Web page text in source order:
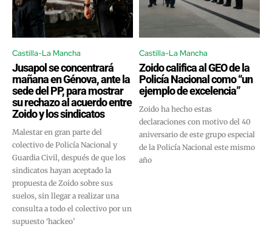
Castilla-La Mancha
Jusapol se concentrará
mañana en Génova, ante la
sede del PP, para mostrar
su rechazo al acuerdo entre
Zoido y los sindicatos
Malestar en gran parte del
colectivo de Policía Nacional y
Guardia Civil, después de que los
sindicatos hayan aceptado la
propuesta de Zoido sobre sus
suelos, sin llegar a realizar una
consulta a todo el colectivo por un
supuesto ‘hackeo’
Castilla-La Mancha
Zoido califica al GEO de la
Policía Nacional como “un
ejemplo de excelencia”
Zoido ha hecho estas
declaraciones con motivo del 40
aniversario de este grupo especial
de la Policía Nacional este mismo
año